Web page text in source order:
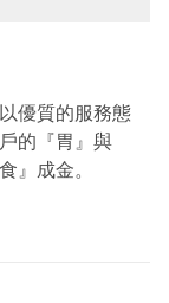
優質的服務態
的『胃』與
』成金。